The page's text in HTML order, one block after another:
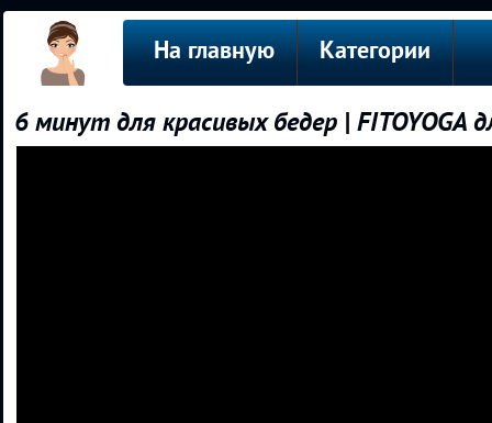
На главную Категории
6 минут для красивых бедер |